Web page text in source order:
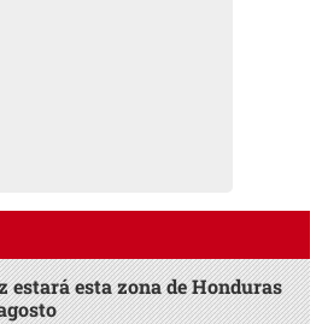
estará esta zona de Honduras